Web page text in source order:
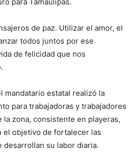
de paz. Utilizar el amor, el
todos juntos por ese
de felicidad que nos
mandatario estatal realizó la
para trabajadoras y trabajadores
la zona, consistente en playeras,
el objetivo de fortalecer las
desarrollan su labor diaria.